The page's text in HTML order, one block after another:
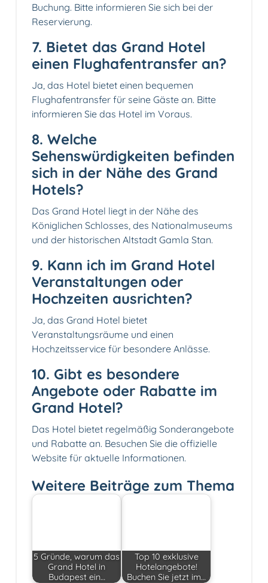
Buchung. Bitte informieren Sie sich bei der
Reservierung.
7. Bietet das Grand Hotel
einen Flughafentransfer an?
Ja, das Hotel bietet einen bequemen
Flughafentransfer für seine Gäste an. Bitte
informieren Sie das Hotel im Voraus.
8. Welche
Sehenswürdigkeiten befinden
sich in der Nähe des Grand
Hotels?
Das Grand Hotel liegt in der Nähe des
Königlichen Schlosses, des Nationalmuseums
und der historischen Altstadt Gamla Stan.
9. Kann ich im Grand Hotel
Veranstaltungen oder
Hochzeiten ausrichten?
Ja, das Grand Hotel bietet
Veranstaltungsräume und einen
Hochzeitsservice für besondere Anlässe.
10. Gibt es besondere
Angebote oder Rabatte im
Grand Hotel?
Das Hotel bietet regelmäßig Sonderangebote
und Rabatte an. Besuchen Sie die offizielle
Website für aktuelle Informationen.
Weitere Beiträge zum Thema
5 Gründe, warum das
Grand Hotel in
Budapest ein…
Top 10 exklusive
Hotelangebote!
Buchen Sie jetzt im…